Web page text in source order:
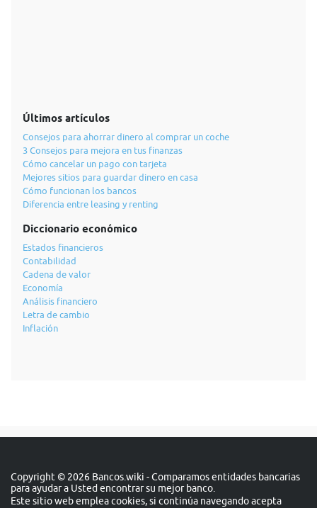
Últimos artículos
Consejos para ahorrar dinero al comprar un coche
3 Consejos para mejora en tus finanzas
Cómo cancelar un pago con tarjeta
Mejores sitios para guardar dinero en casa
Cómo funcionan los bancos
Diferencia entre leasing y renting
Diccionario económico
Estados financieros
Contabilidad
Cadena de valor
Economía
Análisis financiero
Letra de cambio
Inflación
Copyright © 2026 Bancos.wiki - Comparamos entidades bancarias
para ayudar a Usted encontrar su mejor banco.
Este sitio web emplea cookies, si continúa navegando acepta